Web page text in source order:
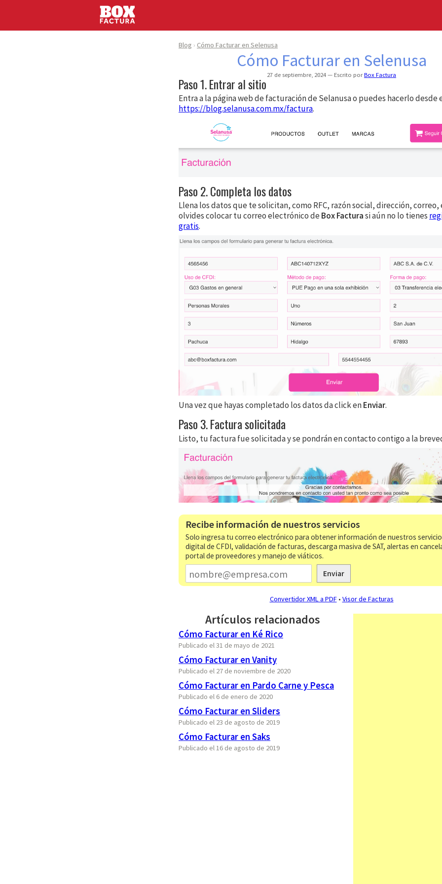
Blog Cómo Facturar en Selenusa
Cómo Facturar en Selenusa
27 de septiembre, 2024 Escrito porBox Factura
Paso 1. Entrar al sitio
Entra a la página web de facturación de Selanusa o puedes hacerlo desde
https://blog.selanusa.com.mx/factura.
Paso 2. Completa los datos
Llena los datos que te solicitan, como RFC, razón social, dirección, correo,
olvides colocar tu correo electrónico deBox Facturasi aún no lo tienes
gratis.
Una vez que hayas completado los datos da click enEnviar.
Paso 3. Factura solicitada
Listo, tu factura fue solicitada y se pondrán en contacto contigo a la
Recibe información de nuestros servicios
Solo ingresa tu correo electrónico para obtener información de nuestros
digital de CFDI, validación de facturas, descarga masiva de SAT, alertas en
portal de proveedores y manejo de viáticos.
Enviar
Convertidor XML a PDF• Visor de Facturas
Artículos relacionados
Cómo Facturar en Ké Rico
Publicado el 31 de mayo de 2021
Cómo Facturar en Vanity
Publicado el 27 de noviembre de 2020
Cómo Facturar en Pardo Carne y Pesca
Publicado el 6 de enero de 2020
Cómo Facturar en Sliders
Publicado el 23 de agosto de 2019
Cómo Facturar en Saks
Publicado el 16 de agosto de 2019